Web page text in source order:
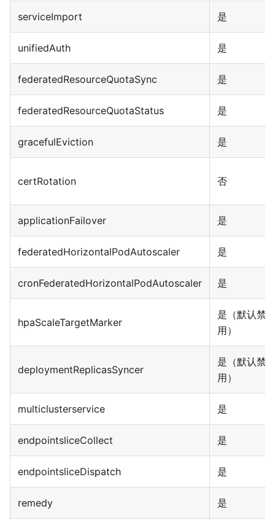
serviceImport 是
unifiedAuth 是
federatedResourceQuotaSync 是
federatedResourceQuotaStatus 是
gracefulEviction 是
certRotation 否
applicationFailover 是
federatedHorizontalPodAutoscaler 是
cronFederatedHorizontalPodAutoscaler 是
hpaScaleTargetMarker
是（默认禁
用）
deploymentReplicasSyncer
是（默认禁
用）
multiclusterservice 是
endpointsliceCollect 是
endpointsliceDispatch 是
remedy 是